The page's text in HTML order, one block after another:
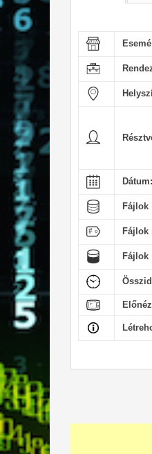
Dátum:
Fájlok
Fájlok
Fájlok